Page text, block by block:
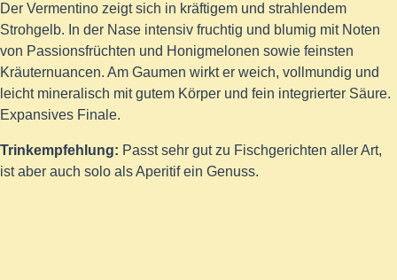
Der Vermentino zeigt sich in kräftigem und strahlendem
Strohgelb. In der Nase intensiv fruchtig und blumig mit Noten
von Passionsfrüchten und Honigmelonen sowie feinsten
Kräuternuancen. Am Gaumen wirkt er weich, vollmundig und
leicht mineralisch mit gutem Körper und fein integrierter Säure.
Expansives Finale.
Trinkempfehlung: Passt sehr gut zu Fischgerichten aller Art,
ist aber auch solo als Aperitif ein Genuss.